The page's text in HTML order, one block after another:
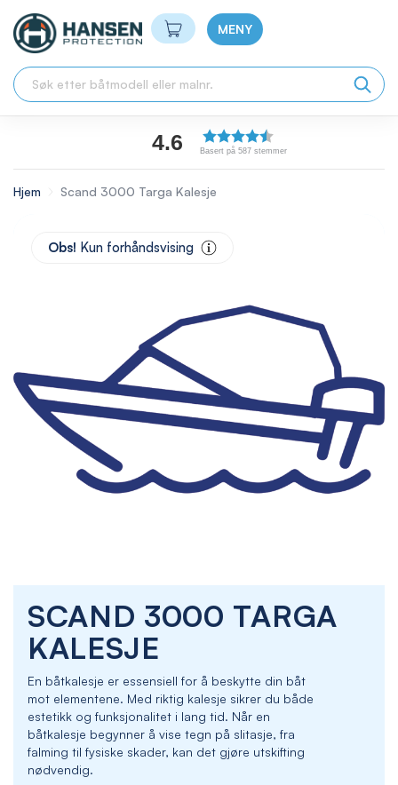
Min handlekurv
MENY
4.6 Basert på 587 stemmer
Hjem Scand 3000 Targa Kalesje
SCAND 3000 TARGA
KALESJE
En båtkalesje er essensiell for å beskytte din båt
mot elementene. Med riktig kalesje sikrer du både
estetikk og funksjonalitet i lang tid. Når en
båtkalesje begynner å vise tegn på slitasje, fra
falming til fysiske skader, kan det gjøre utskifting
nødvendig.
Obs! Kun forhåndsvising
the
beginning
the
images
gallery